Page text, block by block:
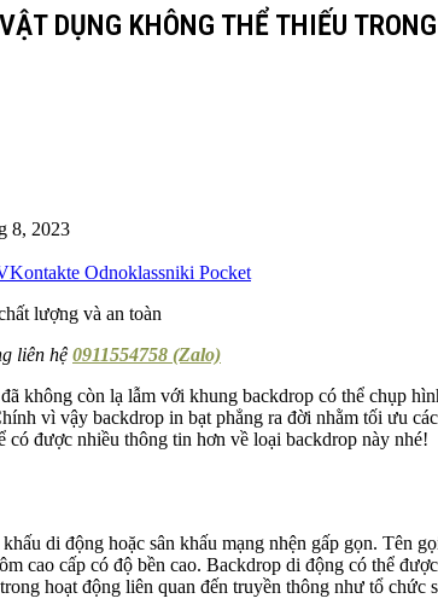
DỤNG KHÔNG THỂ THIẾU
8, 2023
Odnoklassniki Pocket
liên hệ0911554758 (Zalo)
không còn lạ lẫm với khung backdrop có thể chụp
vì vậy backdrop in bạt phẳng ra đời nhằm tối ưu
được nhiều thông tin hơn về loại backdrop này nhé!
di động hoặc sân khấu mạng nhện gấp gọn. Tên
cao cấp có độ bền cao. Backdrop di động có thể
hoạt động liên quan đến truyền thông như tổ chức